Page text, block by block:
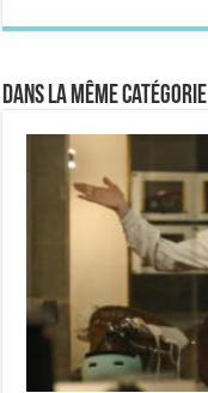
Dans la même catégorie